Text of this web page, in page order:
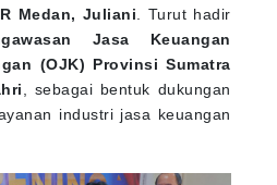
Medan, Juliani . Turut hadir
Jasa Keuangan
(OJK) Provinsi Sumatra
, sebagai bentuk dukungan
industri jasa keuangan